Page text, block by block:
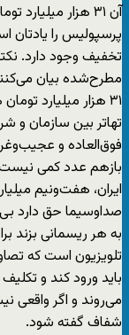
آن ۳۱ هزار
پرسپولیس را یادتان
تخفیف وجود دارد.
۳۱ هزار میلیارد
تهاتر بین سازمان
فوق‌العاده و
بازهم عدد کمی
ایران، هفت‌ونیم
صداوسیما حق دارد
به هر ریسمانی بزند
تلویزیون است که
باید ورود کند و
می‌روند و اگر واقعی
شفاف گفته شود.